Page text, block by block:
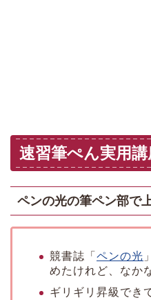
速習筆ぺん実用
ペンの光の筆ペン部で
競書誌「 ペンの光
めたけれど、なか
ギリギリ昇級でき